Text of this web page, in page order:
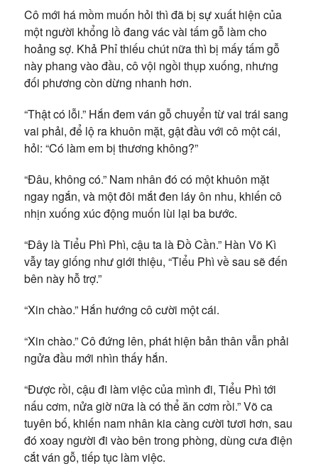
Cô mới há mồm muốn hỏi thì đã bị sự xuất hiện của
một người khổng lồ đang vác vài tấm gỗ làm cho
hoảng sợ. Khả Phỉ thiếu chút nữa thì bị mấy tấm gỗ
này phang vào đầu, cô vội ngồi thụp xuống, nhưng
đối phương còn dừng nhanh hơn.
“Thật có lỗi.” Hắn đem ván gỗ chuyển từ vai trái sang
vai phải, để lộ ra khuôn mặt, gật đầu với cô một cái,
hỏi: “Có làm em bị thương không?”
“Đâu, không có.” Nam nhân đó có một khuôn mặt
ngay ngắn, và một đôi mắt đen láy ôn nhu, khiến cô
nhịn xuống xúc động muốn lùi lại ba bước.
“Đây là Tiểu Phì Phì, cậu ta là Đồ Cần.” Hàn Võ Kì
vẫy tay giống như giới thiệu, “Tiểu Phì về sau sẽ đến
bên này hỗ trợ.”
“Xin chào.” Hắn hướng cô cười một cái.
“Xin chào.” Cô đứng lên, phát hiện bản thân vẫn phải
ngửa đầu mới nhìn thấy hắn.
“Được rồi, cậu đi làm việc của mình đi, Tiểu Phì tới
nấu cơm, nửa giờ nữa là có thể ăn cơm rồi.” Võ ca
tuyên bố, khiến nam nhân kia càng cười tươi hơn, sau
đó xoay người đi vào bên trong phòng, dùng cưa điện
cắt ván gỗ, tiếp tục làm việc.